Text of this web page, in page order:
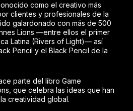
como el creativo más
clientes y profesionales de la
galardonado con más de 500
Lions —entre ellos el primer
Latina (Rivers of Light)— así
Pencil y el Black Pencil de la
parte del libro Game
que celebra las ideas que han
creatividad global.